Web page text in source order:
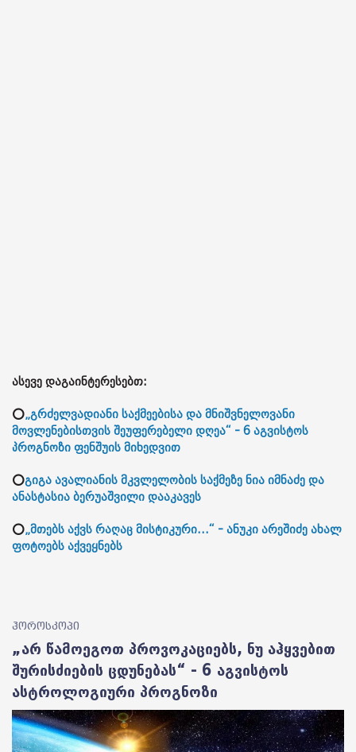
ასევე დაგაინტერესებთ:
⭕„გრძელვადიანი საქმეებისა და მნიშვნელოვანი
მოვლენებისთვის შეუფერებელი დღეა“ - 6 აგვისტოს
პროგნოზი ფენშუის მიხედვით
⭕გიგა ავალიანის მკვლელობის საქმეზე ნია იმნაძე და
ანასტასია ბერუაშვილი დააკავეს
⭕„მთებს აქვს რაღაც მისტიკური...“ - ანუკი არეშიძე ახალ
ფოტოებს აქვეყნებს
ჰოროსკოპი
„არ წამოეგოთ პროვოკაციებს, ნუ აჰყვებით
შურისძიების ცდუნებას“ - 6 აგვისტოს
ასტროლოგიური პროგნოზი